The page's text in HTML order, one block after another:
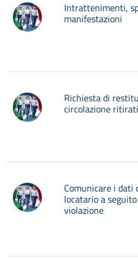
Intrattenimenti,
manifestazioni
Richiesta di
circolazione ritirati
Comunicare i dati
locatario a
violazione